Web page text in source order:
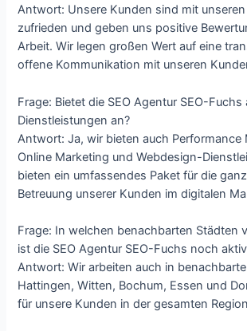
Antwort: Unsere Kunden sind mit
zufrieden und geben uns positive
Arbeit. Wir legen großen Wert auf eine
offene Kommunikation mit unseren
Frage: Bietet die SEO Agentur SEO-Fuchs
Dienstleistungen an?
Antwort: Ja, wir bieten auch Performance
Online Marketing und Webdesign-
bieten ein umfassendes Paket für die
Betreuung unserer Kunden im digitalen
Frage: In welchen benachbarten Städten
ist die SEO Agentur SEO-Fuchs noch
Antwort: Wir arbeiten auch in
Hattingen, Witten, Bochum, Essen und
für unsere Kunden in der gesamten